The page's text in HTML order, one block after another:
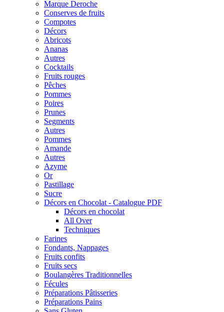
Marque Deroche
Conserves de fruits
Compotes
Décors
Abricots
Ananas
Autres
Cocktails
Fruits rouges
Pêches
Pommes
Poires
Prunes
Segments
Autres
Pommes
Amande
Autres
Azyme
Or
Pastillage
Sucre
Décors en Chocolat - Catalogue PDF
Décors en chocolat
All Over
Techniques
Farines
Fondants, Nappages
Fruits confits
Fruits secs
Boulangères Traditionnelles
Fécules
Préparations Pâtisseries
Préparations Pains